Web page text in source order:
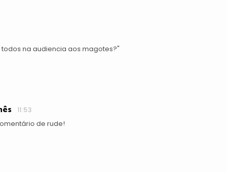
na audiencia aos magotes?"
11:53
de rude!